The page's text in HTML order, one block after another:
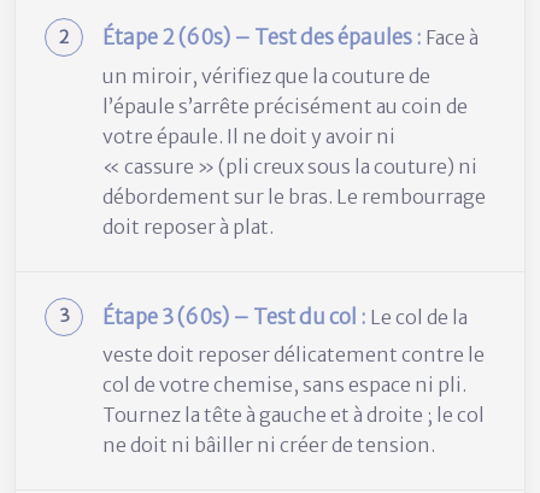
Étape 2 (60s) – Test des épaules : Face à
un miroir, vérifiez que la couture de
l’épaule s’arrête précisément au coin de
votre épaule. Il ne doit y avoir ni
« cassure » (pli creux sous la couture) ni
débordement sur le bras. Le rembourrage
doit reposer à plat.
Étape 3 (60s) – Test du col : Le col de la
veste doit reposer délicatement contre le
col de votre chemise, sans espace ni pli.
Tournez la tête à gauche et à droite ; le col
ne doit ni bâiller ni créer de tension.